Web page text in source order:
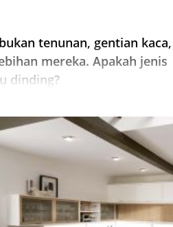
tenunan, gentian kaca,
mereka. Apakah jenis
dinding?